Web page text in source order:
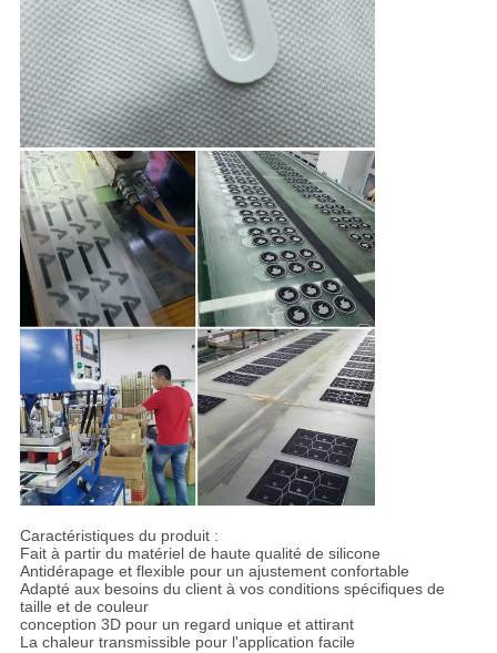
Caractéristiques du produit :
Fait à partir du matériel de haute qualité de silicone
Antidérapage et flexible pour un ajustement confortable
Adapté aux besoins du client à vos conditions spécifiques de
taille et de couleur
conception 3D pour un regard unique et attirant
La chaleur transmissible pour l'application facile